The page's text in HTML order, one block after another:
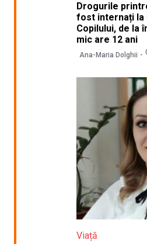
Drogurile
fost internați la
Copilului, de la
mic are 12 ani
Ana-Maria Dolghii
Viață